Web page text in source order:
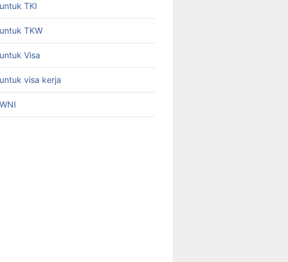
TKI
TKW
Visa
visa kerja